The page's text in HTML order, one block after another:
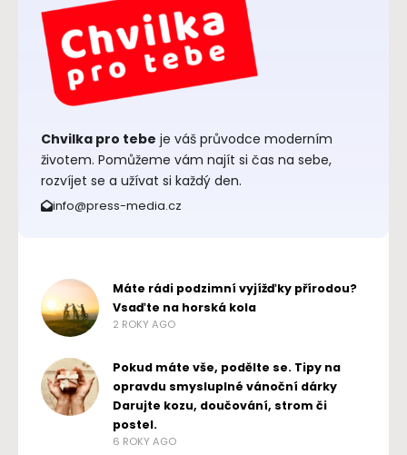
Chvilka pro tebe je váš průvodce moderním
životem. Pomůžeme vám najít si čas na sebe,
rozvíjet se a užívat si každý den.
info@press-media.cz
Máte rádi podzimní vyjížďky přírodou?
Vsaďte na horská kola
2 ROKY AGO
Pokud máte vše, podělte se. Tipy na
opravdu smysluplné vánoční dárky
Darujte kozu, doučování, strom či
postel.
6 ROKY AGO